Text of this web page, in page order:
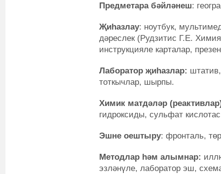
Предметара бәйләнеш:
Җиһазлау: ноутбук,
дәреслек (Рудзитис Г.Е.
инструкцияле карталар,
Лаборатор җиһазлар:
тоткычлар, шырпы.
Химик матдәләр
гидроксиды, сульфат
Эшне оештыру: фронталь,
Методлар һәм алымнар:
эзләнүле, лаборатор эш,